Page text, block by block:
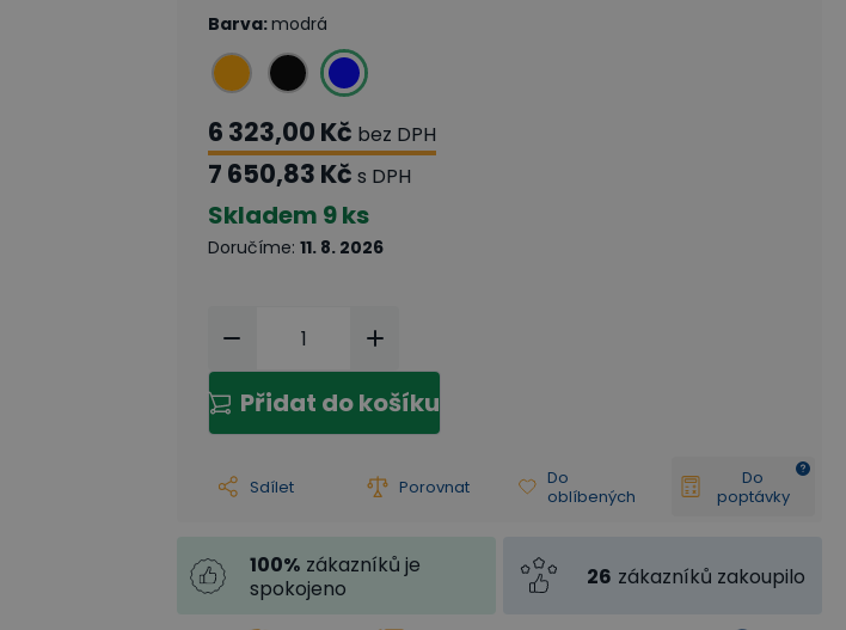
Barva:modrá
6 323,00 Kč bez DPH
7 650,83 Kč s DPH
Skladem 9 ks
Doručíme: 11. 8. 2026
Přidat do košíku
Sdílet Porovnat
Do
oblíbených
Do
poptávky
100% zákazníků je
spokojeno
26 zákazníků zakoupilo